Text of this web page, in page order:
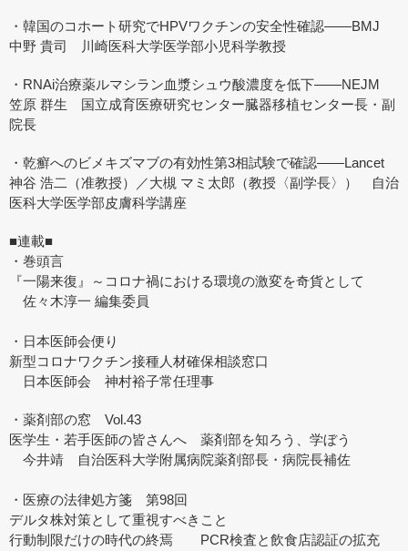
・韓国のコホート研究でHPVワクチンの安全性確認――BMJ
中野 貴司 川崎医科大学医学部小児科学教授
・RNAi治療薬ルマシラン血漿シュウ酸濃度を低下――NEJM
笠原 群生 国立成育医療研究センター臓器移植センター長・副
院長
・乾癬へのビメキズマブの有効性第3相試験で確認――Lancet
神谷 浩二（准教授）／大槻 マミ太郎（教授〈副学長〉） 自治
医科大学医学部皮膚科学講座
■連載■
・巻頭言
『一陽来復』～コロナ禍における環境の激変を奇貨として
佐々木淳一 編集委員
・日本医師会便り
新型コロナワクチン接種人材確保相談窓口
日本医師会 神村裕子常任理事
・薬剤部の窓 Vol.43
医学生・若手医師の皆さんへ 薬剤部を知ろう、学ぼう
今井靖 自治医科大学附属病院薬剤部長・病院長補佐
・医療の法律処方箋 第98回
デルタ株対策として重視すべきこと
行動制限だけの時代の終焉 PCR検査と飲食店認証の拡充